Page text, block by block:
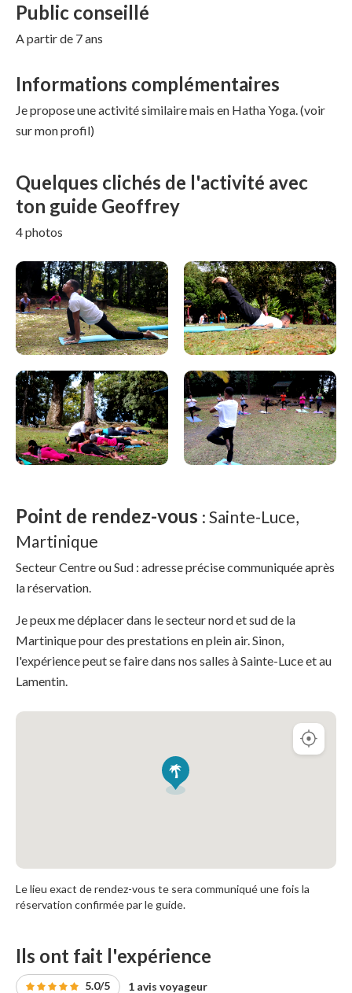
Public conseillé
A partir de 7 ans
Informations complémentaires
Je propose une activité similaire mais en Hatha Yoga. (voir
sur mon profil)
Quelques clichés de l'activité avec
ton guide Geoffrey
4 photos
Point de rendez-vous : Sainte-Luce,
Martinique
Secteur Centre ou Sud : adresse précise communiquée après
la réservation.
Je peux me déplacer dans le secteur nord et sud de la
Martinique pour des prestations en plein air. Sinon,
l'expérience peut se faire dans nos salles à Sainte-Luce et au
Lamentin.
Le lieu exact de rendez-vous te sera communiqué une fois la
réservation confirmée par le guide.
Ils ont fait l'expérience
5.0/5 1 avis voyageur